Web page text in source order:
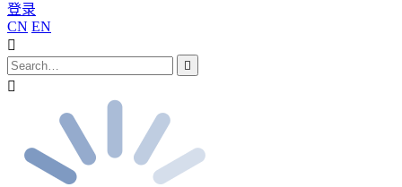
登录
CN EN